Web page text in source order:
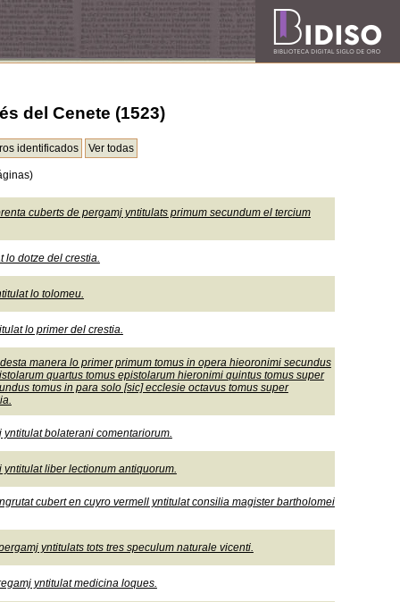
del Cenete (1523)
cuberts de pergamj yntitulats primum secundum el tercium
lo dotze del crestia.
lo tolomeu.
lo primer del crestia.
manera lo primer primum tomus in opera hieoronimi secundus
quartus tomus epistolarum hieronimi quintus tomus super
tomus in para solo [sic] ecclesie octavus tomus super
bolaterani comentariorum.
liber lectionum antiquorum.
cubert en cuyro vermell yntitulat consilia magister bartholomei
yntitulats tots tres speculum naturale vicenti.
yntitulat medicina loques.